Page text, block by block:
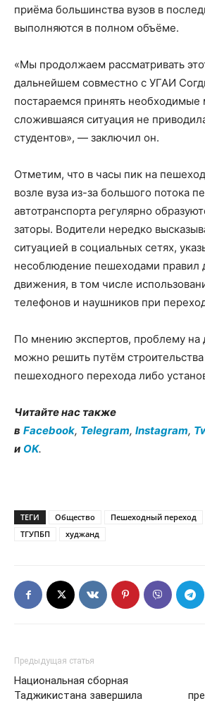
приёма большинства вузов в
выполняются в полном объёме.
«Мы продолжаем рассматривать
дальнейшем совместно с УГАИ
постараемся принять
сложившаяся ситуация не
студентов», — заключил он.
Отметим, что в часы пик на
возле вуза из-за большого потока
автотранспорта регулярно
заторы. Водители нередко
ситуацией в социальных сетях,
несоблюдение пешеходами правил
движения, в том числе
телефонов и наушников при
По мнению экспертов, проблему на
можно решить путём
пешеходного перехода либо
Читайте нас также
в Facebook, Telegram, Instagram,
и OK.
ТЕГИ Общество Пешеходный переход
ТГУПБП
худжанд
Предыдущая статья
Национальная сборная
Таджикистана завершила